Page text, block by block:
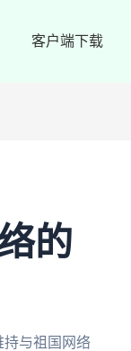
客户端下载
的
持与祖国网络